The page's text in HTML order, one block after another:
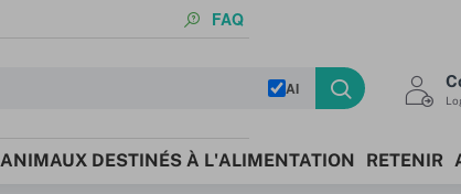
FAQ
AI
ANIMAUX DESTINÉS À L'ALIMENTATION RETENIR